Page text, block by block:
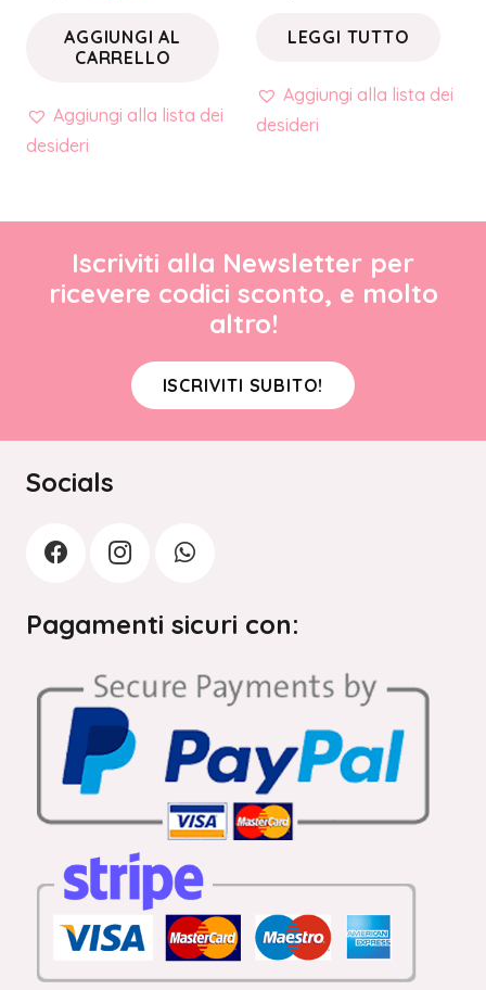
originale
era:
attuale
è:
AGGIUNGI AL
CARRELLO
Aggiungi alla lista dei
desideri
LEGGI TUTTO
Aggiungi alla lista dei
desideri
Iscriviti alla Newsletter per
ricevere codici sconto, e molto
altro!
ISCRIVITI SUBITO!
Socials
Pagamenti sicuri con: